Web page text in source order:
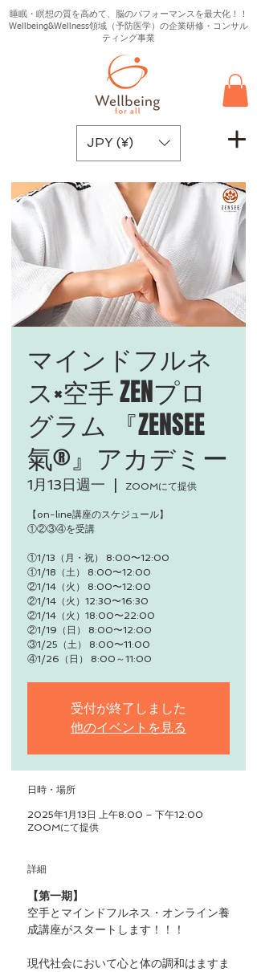
睡眠・瞑想の質を高めて、脳のパフォーマンスを最大化！！
Wellbeing&Wellness領域（予防医学）の企業研修・コンサル
ティング事業
JPY (¥)
マインドフルネ
ス×空手 ZENプロ
グラム 『ZENSEE
氣®』アカデミー
1月13日週一
  |
ZOOMにて提供
【on-line講座のスケジュール】
①②③④を受講
①1/13（月・祝） 8:00〜12:00
①1/18（土） 8:00〜12:00
②1/14（火） 8:00〜12:00
②1/14（火）12:30〜16:30
②1/14（火）18:00〜22:00
②1/19（日） 8:00〜12:00
③1/25（土） 8:00〜11:00
受付が終了しました
他のイベントを見る
日時・場所
2025年1月13日 上午8:00 – 下午12:00
ZOOMにて提供
詳細
【第一期】
空手とマインドフルネス・オンライン養
成講座がスタートします！！！
現代社会において心と体の調和はますま